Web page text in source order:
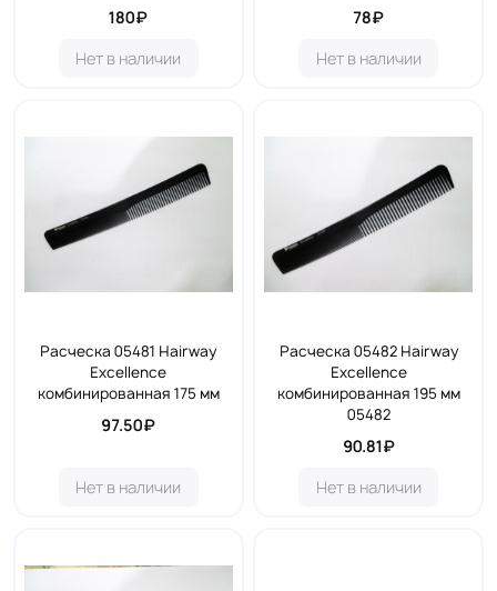
180₽
Нет в наличии
78₽
Нет в наличии
Расческа 05481 Hairway
Excellence
комбинированная 175 мм
97.50₽
Нет в наличии
Расческа 05482 Hairway
Excellence
комбинированная 195 мм
05482
90.81₽
Нет в наличии